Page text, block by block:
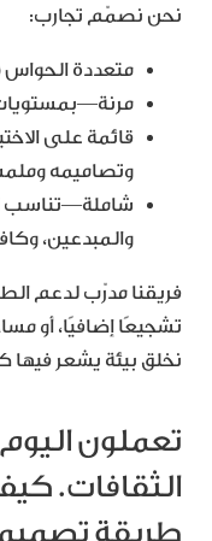
نحن نصمّم تجارب:
متعددة الحواس
قائمة على
وتصاميمه
شاملة—تناسب
والمبدعين،
فريقنا مدرّب لدعم
تشجيعًا إضافيًا، أو
نخلق بيئة يشعر فيها
تعملون
الثقافات.
طريقة